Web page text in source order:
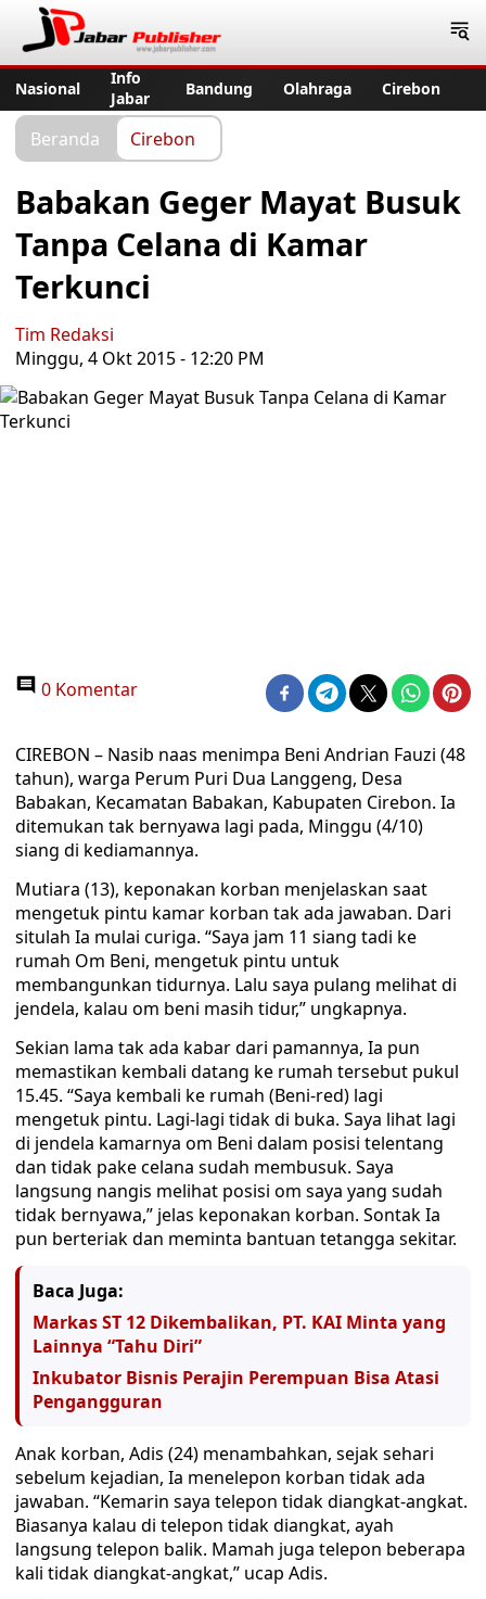
Nasional
Info
Jabar
Bandung Olahraga Cirebon
Beranda Cirebon
Babakan Geger Mayat Busuk
Tanpa Celana di Kamar
Terkunci
Tim Redaksi
Minggu, 4 Okt 2015 - 12:20 PM
0 Komentar
CIREBON – Nasib naas menimpa Beni Andrian Fauzi (48
tahun), warga Perum Puri Dua Langgeng, Desa
Babakan, Kecamatan Babakan, Kabupaten Cirebon. Ia
ditemukan tak bernyawa lagi pada, Minggu (4/10)
siang di kediamannya.
Mutiara (13), keponakan korban menjelaskan saat
mengetuk pintu kamar korban tak ada jawaban. Dari
situlah Ia mulai curiga. “Saya jam 11 siang tadi ke
rumah Om Beni, mengetuk pintu untuk
membangunkan tidurnya. Lalu saya pulang melihat di
jendela, kalau om beni masih tidur,” ungkapnya.
Sekian lama tak ada kabar dari pamannya, Ia pun
memastikan kembali datang ke rumah tersebut pukul
15.45. “Saya kembali ke rumah (Beni-red) lagi
mengetuk pintu. Lagi-lagi tidak di buka. Saya lihat lagi
di jendela kamarnya om Beni dalam posisi telentang
dan tidak pake celana sudah membusuk. Saya
langsung nangis melihat posisi om saya yang sudah
tidak bernyawa,” jelas keponakan korban. Sontak Ia
pun berteriak dan meminta bantuan tetangga sekitar.
Baca Juga:
Markas ST 12 Dikembalikan, PT. KAI Minta yang
Lainnya “Tahu Diri”
Inkubator Bisnis Perajin Perempuan Bisa Atasi
Pengangguran
Anak korban, Adis (24) menambahkan, sejak sehari
sebelum kejadian, Ia menelepon korban tidak ada
jawaban. “Kemarin saya telepon tidak diangkat-angkat.
Biasanya kalau di telepon tidak diangkat, ayah
langsung telepon balik. Mamah juga telepon beberapa
kali tidak diangkat-angkat,” ucap Adis.